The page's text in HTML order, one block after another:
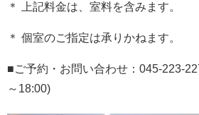
＊ 上記料金は、室料を含みます。
＊ 個室のご指定は承りかねます。
■ご予約・お問い合わせ：045-223-
～18:00)